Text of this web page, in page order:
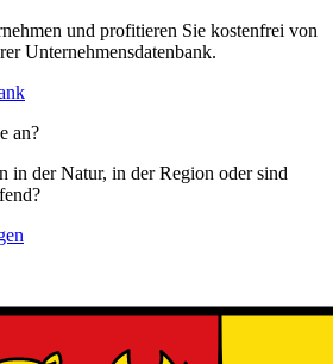
und profitieren Sie kostenfrei von
Unternehmensdatenbank.
an?
in der Natur, in der Region oder sind